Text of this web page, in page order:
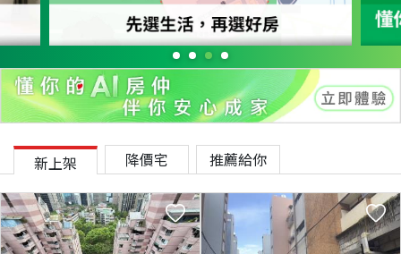
新上架 降價宅 推薦給你